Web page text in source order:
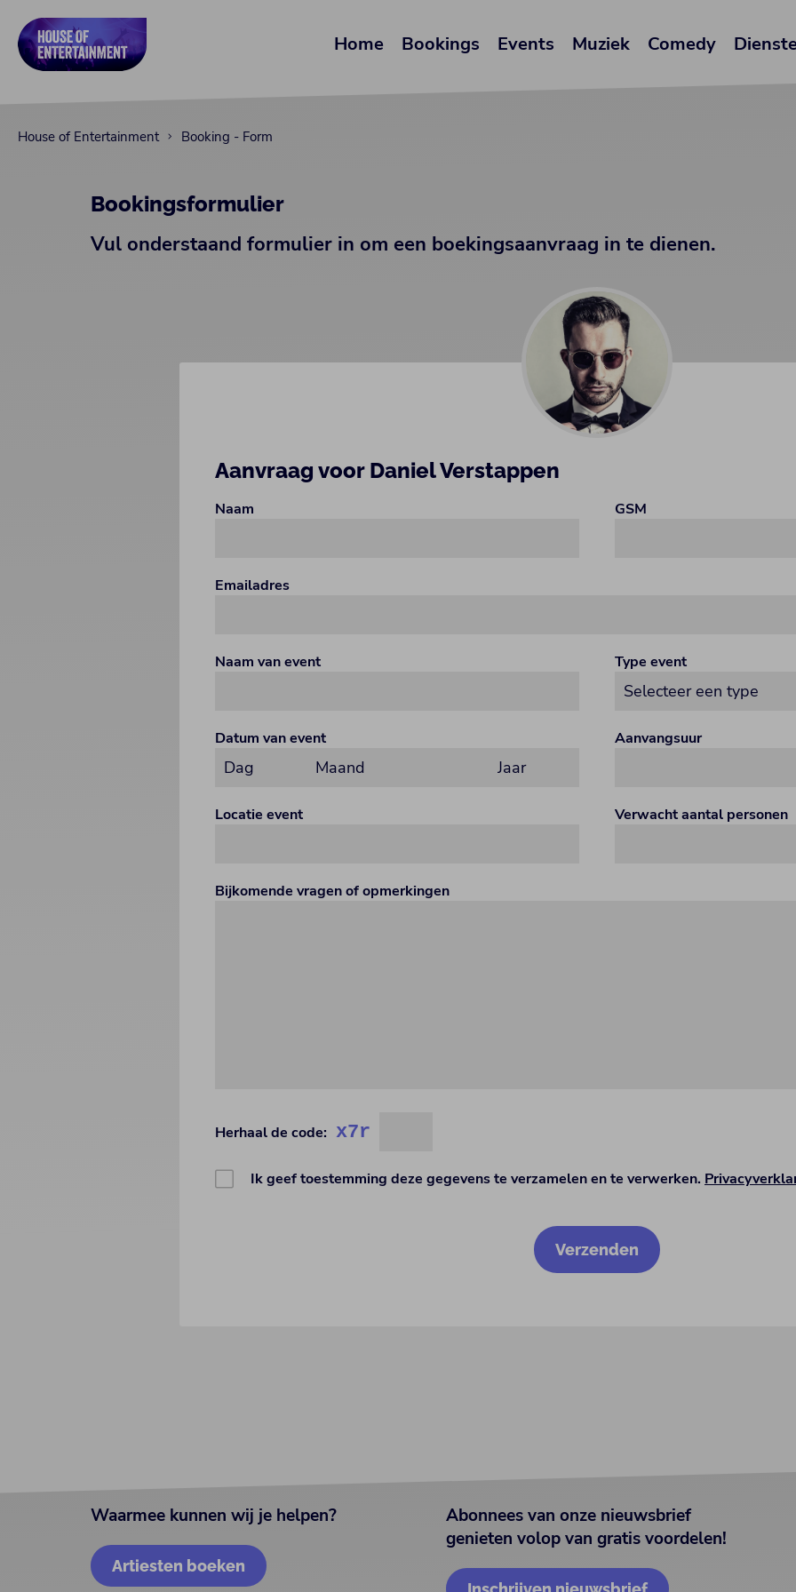
Home Bookings Events Muziek Comedy
House of Entertainment Booking - Form
Bookingsformulier
Vul onderstaand formulier in om een boekingsaanvraag in te dienen.
Aanvraag voor Daniel Verstappen
Naam GSM
Emailadres
Naam van event Type event
Datum van event Aanvangsuur
Locatie event Verwacht aantal personen
Bijkomende vragen of opmerkingen
Herhaal de code: x7r
Ik geef toestemming deze gegevens te verzamelen en te verwerken.
Waarmee kunnen wij je helpen?
Artiesten boeken
Abonnees van onze nieuwsbrief
genieten volop van gratis voordelen!